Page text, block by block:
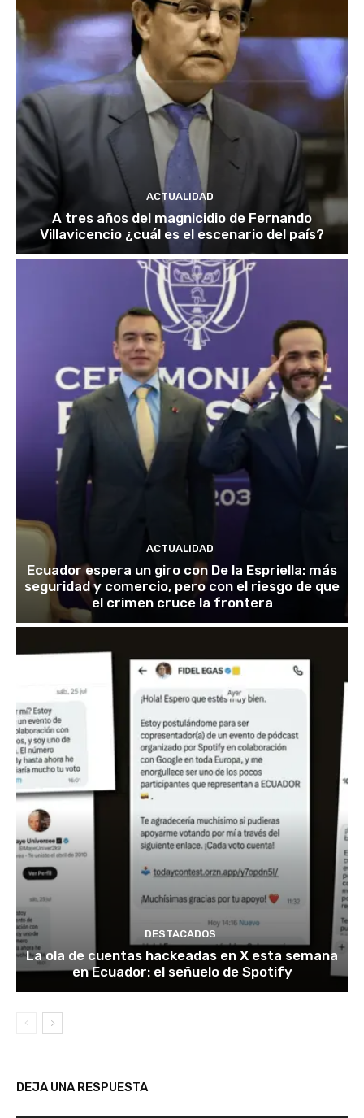
ACTUALIDAD
A tres años del magnicidio de Fernando
Villavicencio ¿cuál es el escenario del país?
ACTUALIDAD
Ecuador espera un giro con De la Espriella: más
seguridad y comercio, pero con el riesgo de que
el crimen cruce la frontera
DESTACADOS
La ola de cuentas hackeadas en X esta semana
en Ecuador: el señuelo de Spotify
DEJA UNA RESPUESTA